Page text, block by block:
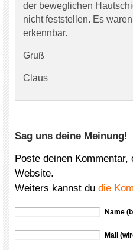
der beweglichen
nicht feststellen. Es
erkennbar.
Gruß
Claus
Sag uns deine Meinung!
Poste deinen Kommentar,
Website.
Weiters kannst du die
Name
Mail